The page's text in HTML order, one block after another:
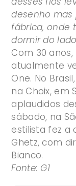
desenho mas
fábrica, onde
dormir do
Com 30
atualmente
One. No
na Choix, em
aplaudidos
sábado, na
estilista fez a
Ghetz, com
Bianco.
Fonte: G1